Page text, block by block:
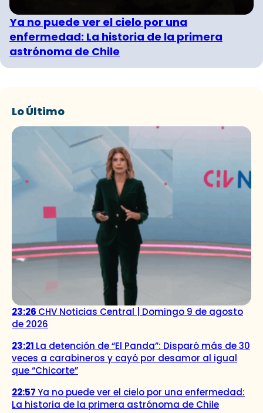
Ya no puede ver el cielo por una
enfermedad: La historia de la primera
astrónoma de Chile
Lo Último
23:26 CHV Noticias Central | Domingo 9 de agosto
de 2026
23:21 La detención de “El Panda”: Disparó más de 30
veces a carabineros y cayó por desamor al igual
que “Chicorte”
22:57Ya no puede ver el cielo por una enfermedad:
La historia de la primera astrónoma de Chile